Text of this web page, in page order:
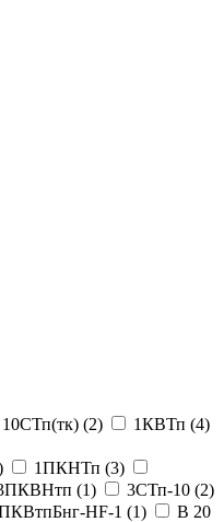
10СТп(тк) (2) 1КВТп (4)
1ПКНТп (3)
(1) 3СТп-10 (2)
HF-1 (1)
B 20